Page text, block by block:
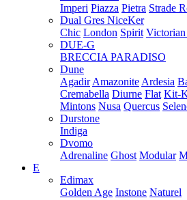
Imperi Piazza Pietra Strade
Dual Gres NiceKer
Chic London Spirit
DUE-G
BRECCIA PARADISO
Dune
Agadir Amazonite Ardesia
Cremabella Diurne Flat Kit-
Mintons Nusa Quercus
Durstone
Indiga
Dvomo
Adrenaline Ghost Modular
E
Edimax
Golden Age Instone Naturel